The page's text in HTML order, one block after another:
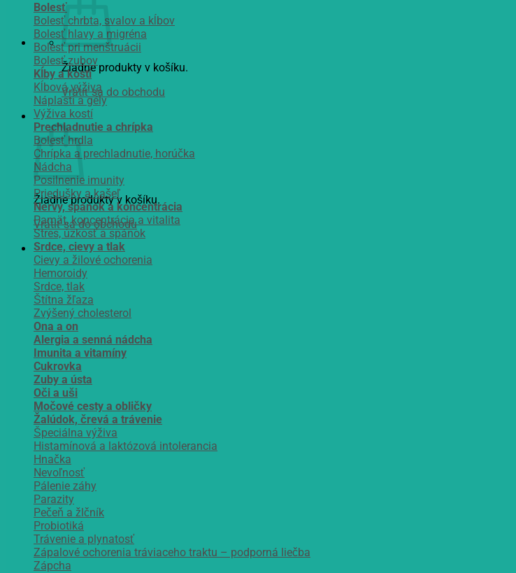
Žiadne produkty v košíku.
Vrátiť sa do obchodu
Košík
Žiadne produkty v košíku.
Vrátiť sa do obchodu
Bolesť
Bolesť chrbta, svalov a kĺbov
Bolesť hlavy a migréna
Bolesť pri menštruácii
Bolesť zubov
Kĺby a kosti
Kĺbová výživa
Náplasti a gély
Výživa kostí
Prechladnutie a chrípka
Bolesť hrdla
Chrípka a prechladnutie, horúčka
Nádcha
Posilnenie imunity
Priedušky a kašeľ
Nervy, spánok a koncentrácia
Pamät, koncentrácia a vitalita
Stres, úzkosť a spánok
Srdce, cievy a tlak
Cievy a žilové ochorenia
Hemoroidy
Srdce, tlak
Štítna žľaza
Zvýšený cholesterol
Ona a on
Alergia a senná nádcha
Imunita a vitamíny
Cukrovka
Zuby a ústa
Oči a uši
Močové cesty a obličky
Žalúdok, črevá a trávenie
Špeciálna výživa
Histamínová a laktózová intolerancia
Hnačka
Nevoľnosť
Pálenie záhy
Parazity
Pečeň a žlčník
Probiotiká
Trávenie a plynatosť
Zápalové ochorenia tráviaceho traktu – podporná liečba
Zápcha